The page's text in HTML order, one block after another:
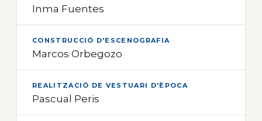
Inma Fuentes
CONSTRUCCIÓ D'ESCENOGRAFIA
Marcos Orbegozo
REALITZACIÓ DE VESTUARI D'ÈPOCA
Pascual Peris